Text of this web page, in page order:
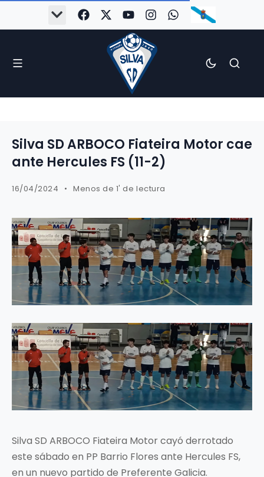
Silva SD ARBOCO Fiateira Motor cae
ante Hercules FS (11-2)
16/04/2024 Menos de 1' de lectura
Silva SD ARBOCO Fiateira Motor cayó derrotado
este sábado en PP Barrio Flores ante Hercules FS,
en un nuevo partido de Preferente Galicia.